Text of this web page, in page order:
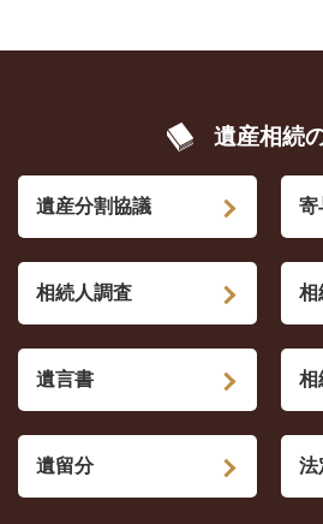
遺産相続
遺産分割協議 寄
相続人調査 相
遺言書 相
遺留分 法